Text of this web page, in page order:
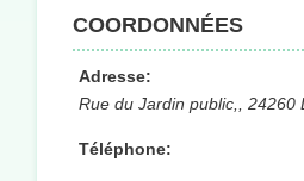
COORDONNÉES
Adresse:
Rue du Jardin public,, 24260
Téléphone: